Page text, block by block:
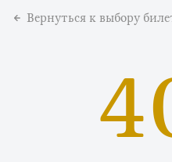
Вернуться к выбору